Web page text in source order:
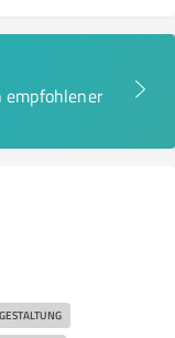
empfohlener